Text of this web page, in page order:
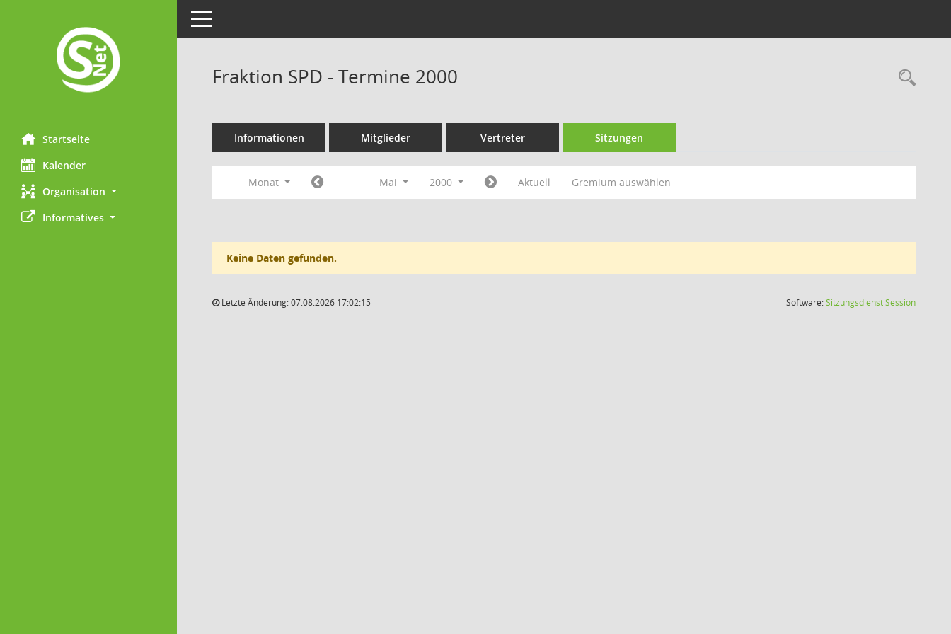
Startseite
Kalender
Organisation
Informatives
Toggle navigation
Fraktion SPD - Termine 2000
Informationen Mitglieder Vertreter Sitzungen
Monat Mai 2000 Aktuell Gremium auswählen
Keine Daten gefunden.
Letzte Änderung: 07.08.2026 17:02:15 Software:SitzungsdienstSession(Wird in